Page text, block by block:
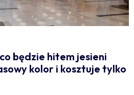
będzie hitem jesieni
kolor i kosztuje tylko